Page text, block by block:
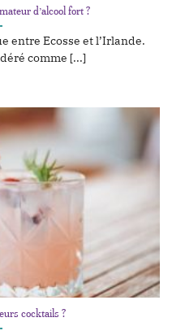
d’alcool fort ?
entre Ecosse et l’Irlande.
comme [...]
cocktails ?